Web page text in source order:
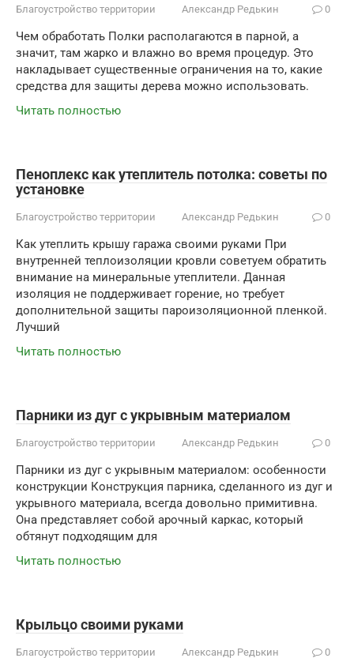
Благоустройство территории Александр Редькин 0
Чем обработать Полки располагаются в парной, а
значит, там жарко и влажно во время процедур. Это
накладывает существенные ограничения на то, какие
средства для защиты дерева можно использовать.
Читать полностью
Пеноплекс как утеплитель потолка: советы по
установке
Благоустройство территории Александр Редькин 0
Как утеплить крышу гаража своими руками При
внутренней теплоизоляции кровли советуем обратить
внимание на минеральные утеплители. Данная
изоляция не поддерживает горение, но требует
дополнительной защиты пароизоляционной пленкой.
Лучший
Читать полностью
Парники из дуг с укрывным материалом
Благоустройство территории Александр Редькин 0
Парники из дуг с укрывным материалом: особенности
конструкции Конструкция парника, сделанного из дуг и
укрывного материала, всегда довольно примитивна.
Она представляет собой арочный каркас, который
обтянут подходящим для
Читать полностью
Крыльцо своими руками
Благоустройство территории Александр Редькин 0